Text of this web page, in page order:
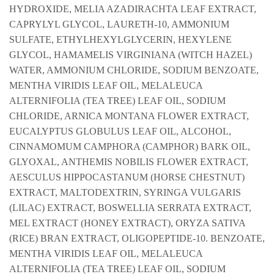
HYDROXIDE, MELIA AZADIRACHTA LEAF EXTRACT,
CAPRYLYL GLYCOL, LAURETH-10, AMMONIUM
SULFATE, ETHYLHEXYLGLYCERIN, HEXYLENE
GLYCOL, HAMAMELIS VIRGINIANA (WITCH HAZEL)
WATER, AMMONIUM CHLORIDE, SODIUM BENZOATE,
MENTHA VIRIDIS LEAF OIL, MELALEUCA
ALTERNIFOLIA (TEA TREE) LEAF OIL, SODIUM
CHLORIDE, ARNICA MONTANA FLOWER EXTRACT,
EUCALYPTUS GLOBULUS LEAF OIL, ALCOHOL,
CINNAMOMUM CAMPHORA (CAMPHOR) BARK OIL,
GLYOXAL, ANTHEMIS NOBILIS FLOWER EXTRACT,
AESCULUS HIPPOCASTANUM (HORSE CHESTNUT)
EXTRACT, MALTODEXTRIN, SYRINGA VULGARIS
(LILAC) EXTRACT, BOSWELLIA SERRATA EXTRACT,
MEL EXTRACT (HONEY EXTRACT), ORYZA SATIVA
(RICE) BRAN EXTRACT, OLIGOPEPTIDE-10. BENZOATE,
MENTHA VIRIDIS LEAF OIL, MELALEUCA
ALTERNIFOLIA (TEA TREE) LEAF OIL, SODIUM